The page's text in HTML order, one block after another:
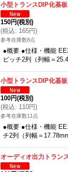
小型トランスDIP化基板
150円(税別)
(税込: 165円)
参考在庫数8点
●概要 ●仕様・機能
ピッチ2列（列幅＝
小型トランスDIP化基板
100円(税別)
(税込: 110円)
参考在庫数11点
●概要 ●仕様・機能
チ2列（列幅＝
オーディオ出力トラン